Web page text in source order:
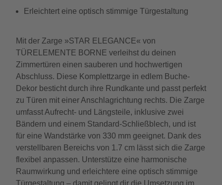
Erleichtert eine optisch stimmige Türgestaltung
Mit der Zarge »STAR ELEGANCE« von
TÜRELEMENTE BORNE verleihst du deinen
Zimmertüren einen sauberen und hochwertigen
Abschluss. Diese Komplettzarge in edlem Buche-
Dekor besticht durch ihre Rundkante und passt perfekt
zu Türen mit einer Anschlagrichtung rechts. Die Zarge
umfasst Aufrecht- und Längsteile, inklusive zwei
Bändern und einem Standard-Schließblech, und ist
für eine Wandstärke von 330 mm geeignet. Dank des
verstellbaren Bereichs von 1.7 cm lässt sich die Zarge
flexibel anpassen. Unterstütze eine harmonische
Raumwirkung und erleichtere eine optisch stimmige
Türgestaltung – damit gelingt dir die Umsetzung im